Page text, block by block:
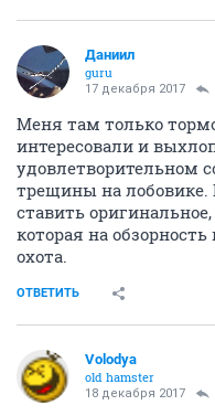
Даниил
guru
17 декабря 2017
Меня там только
интересовали и
удовлетворительном
трещины на лобовике.
ставить
которая на
охота.
ОТВЕТИТЬ
Volodya
old hamster
18 декабря 2017